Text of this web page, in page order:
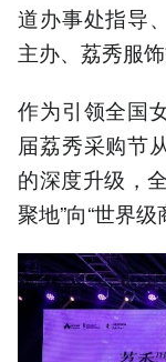
道办事处指导
主办、荔秀服
作为引领全国
届荔秀采购节
的深度升级，
聚地”向“世界级